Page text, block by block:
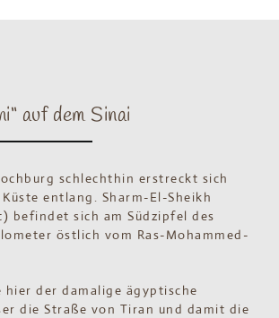
auf dem Sinai
schlechthin erstreckt sich
entlang. Sharm-El-Sheikh
befindet sich am Südzipfel des
östlich vom Ras-Mohammed-
hier der damalige ägyptische
die Straße von Tiran und damit die